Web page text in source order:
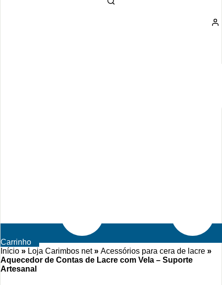
Carrinho
Início » Loja Carimbos net» Acessórios para cera de lacre »
Aquecedor de Contas de Lacre com Vela – Suporte
Artesanal